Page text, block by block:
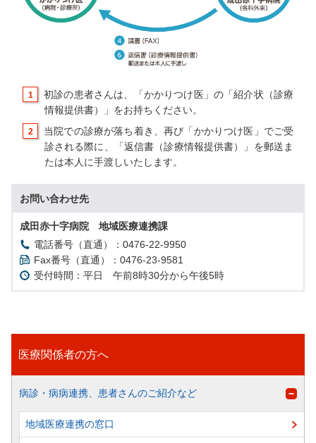
初診の患者さんは、「かかりつけ医」の「紹介状（診療
情報提供書）」をお持ちください。
当院での診療が落ち着き、再び「かかりつけ医」でご受
診される際に、「返信書（診療情報提供書）」を郵送ま
たは本人に手渡しいたします。
お問い合わせ先
成田赤十字病院 地域医療連携課
電話番号（直通）：0476-22-9950
Fax番号（直通）：0476-23-9581
受付時間：平日 午前8時30分から午後5時
医療関係者の方へ
病診・病病連携、患者さんのご紹介など
地域医療連携の窓口